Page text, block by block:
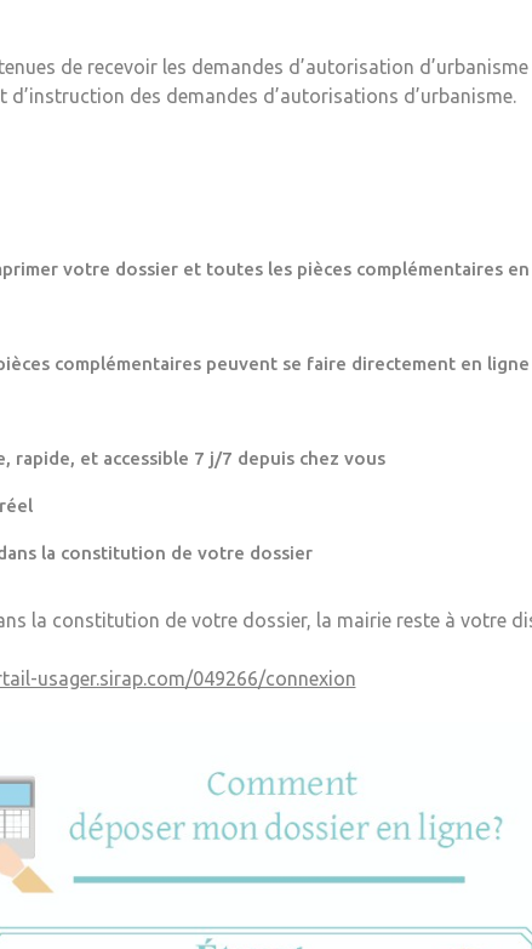
de recevoir les demandes d’autorisation
des demandes d’autorisations d’urbanisme.
votre dossier et toutes les pièces complémentaires
complémentaires peuvent se faire directement en ligne
rapide, et accessible 7 j/7 depuis chez vous
la constitution de votre dossier
la constitution de votre dossier, la mairie reste à votre
usager.sirap.com/049266/connexion